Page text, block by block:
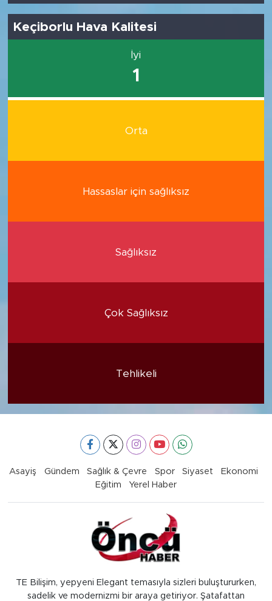
Keçiborlu Hava Kalitesi
İyi
1
Orta
Hassaslar için sağlıksız
Sağlıksız
Çok Sağlıksız
Tehlikeli
Asayiş Gündem Sağlık & Çevre Spor Siyaset
Ekonomi
Eğitim
Yerel Haber
TE Bilişim, yepyeni Elegant temasıyla sizleri buluştururken,
sadelik ve modernizmi bir araya getiriyor. Şatafattan